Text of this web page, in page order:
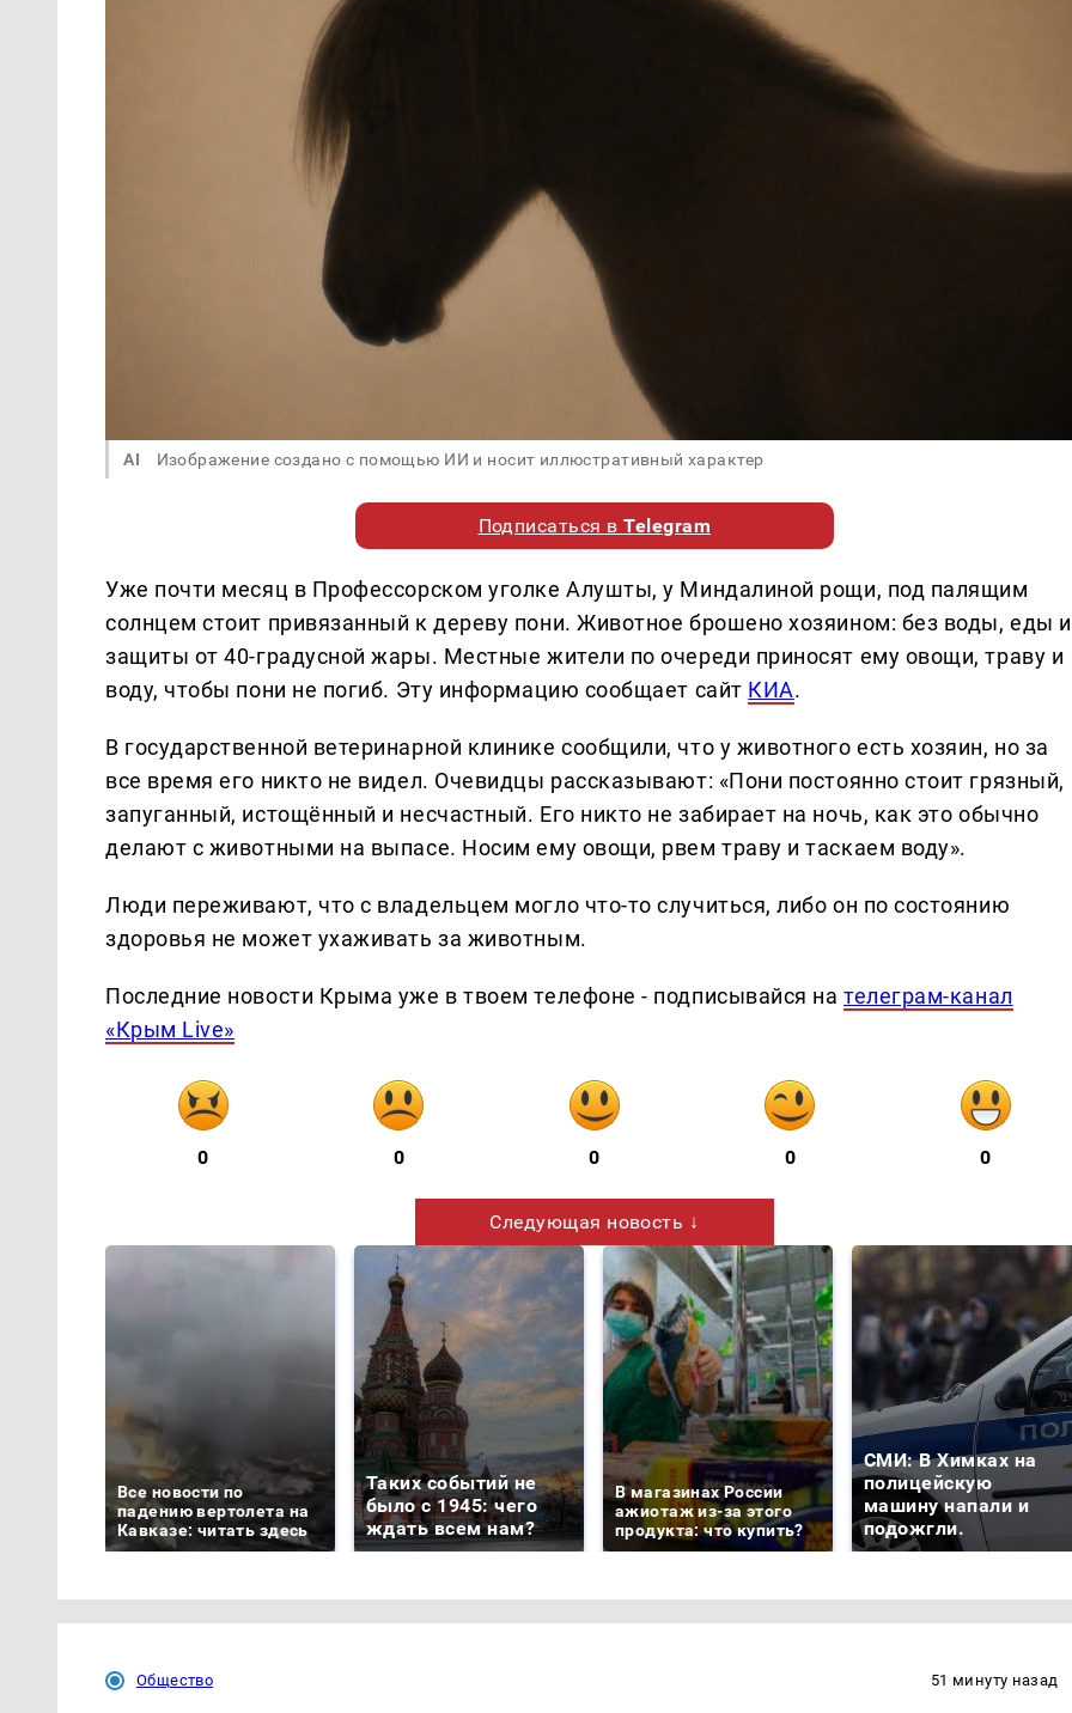
AI Изображение создано с помощью ИИ и носит иллюстративный характер
Подписаться вTelegram
Уже почти месяц в Профессорском уголке Алушты, у Миндалиной рощи, под палящим
солнцем стоит привязанный к дереву пони. Животное брошено хозяином: без воды, еды и
защиты от 40-градусной жары. Местные жители по очереди приносят ему овощи, траву и
воду, чтобы пони не погиб. Эту информацию сообщает сайт КИА.
В государственной ветеринарной клинике сообщили, что у животного есть хозяин, но за
все время его никто не видел. Очевидцы рассказывают: «Пони постоянно стоит грязный,
запуганный, истощённый и несчастный. Его никто не забирает на ночь, как это обычно
делают с животными на выпасе. Носим ему овощи, рвем траву и таскаем воду».
Люди переживают, что с владельцем могло что-то случиться, либо он по состоянию
здоровья не может ухаживать за животным.
Последние новости Крыма уже в твоем телефоне - подписывайся нателеграм-канал
«Крым Live»
0 0 0 0 0
Следующая новость ↓
Все новости по
падению вертолета на
Кавказе: читать здесь
Таких событий не
было с 1945: чего
ждать всем нам?
В магазинах России
ажиотаж из-за этого
продукта: что купить?
СМИ: В Химках на
полицейскую
машину напали и
подожгли.
Общество
51 минуту назад